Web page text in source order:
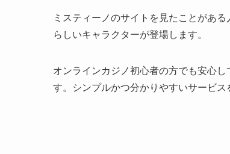
ミスティーノのサイトを見たことがあ
らしいキャラクターが登場します。
オンラインカジノ初心者の方でも安心
す。シンプルかつ分かりやすいサービ